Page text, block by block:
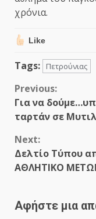
χρόνια.
Like
Tags: Πετρούνιας
Continue
Reading
Previous:
Για να
ταρτάν σε
Next:
Δελτίο Τύπου
ΑΘΛΗΤΙΚΟ
Αφήστε μια